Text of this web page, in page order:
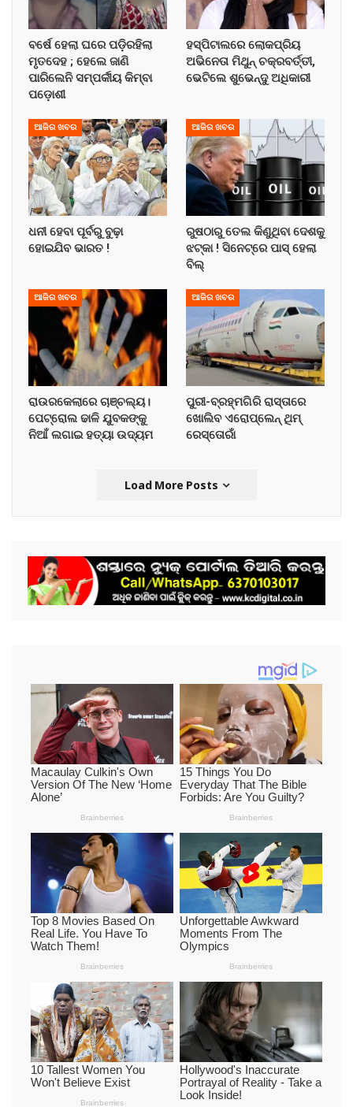
ବର୍ଷେ ହେଲା ଘରେ ପଡ଼ିରହିଲା
ମୃତଦେହ ; ହେଲେ ଜାଣି
ପାରିଲେନି ସମ୍ପର୍କୀୟ କିମ୍ବା
ପଡ଼ୋଶୀ
ହସ୍ପିଟାଲରେ ଲୋକପ୍ରିୟ
ଅଭିନେତା ମିଥୁନ୍ ଚକ୍ରବର୍ତ୍ତୀ,
ଭେଟିଲେ ଶୁଭେନ୍ଦୁ ଅଧିକାରୀ
ଆଜିର ଖବର
ଧନୀ ହେବା ପୂର୍ବରୁ ବୁଢ଼ା
ହୋଇଯିବ ଭାରତ !
ଆଜିର ଖବର
ରୁଷଠାରୁ ତେଲ କିଣୁଥିବା ଦେଶକୁ
ଝଟ୍‌କା ! ସିନେଟ୍‌ରେ ପାସ୍ ହେଲା
ବିଲ୍
ଆଜିର ଖବର
ରାଉରକେଲାରେ ଚାଞ୍ଚଲ୍ୟ।
ପେଟ୍ରୋଲ ଢାଳି ଯୁବକଙ୍କୁ
ନିଆଁ ଲଗାଇ ହତ୍ୟା ଉଦ୍ୟମ
ଆଜିର ଖବର
ପୁରୀ-ବ୍ରହ୍ମଗିରି ରାସ୍ତାରେ
ଖୋଲିବ ଏରୋପ୍ଲେନ୍‌ ଥିମ୍‌
ରେସ୍ତୋରାଁ
Load More Posts